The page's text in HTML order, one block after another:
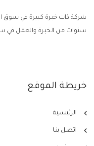
سنوات من الخبرة والعمل في
خريطة الموقع
الرئيسية
اتصل بنا